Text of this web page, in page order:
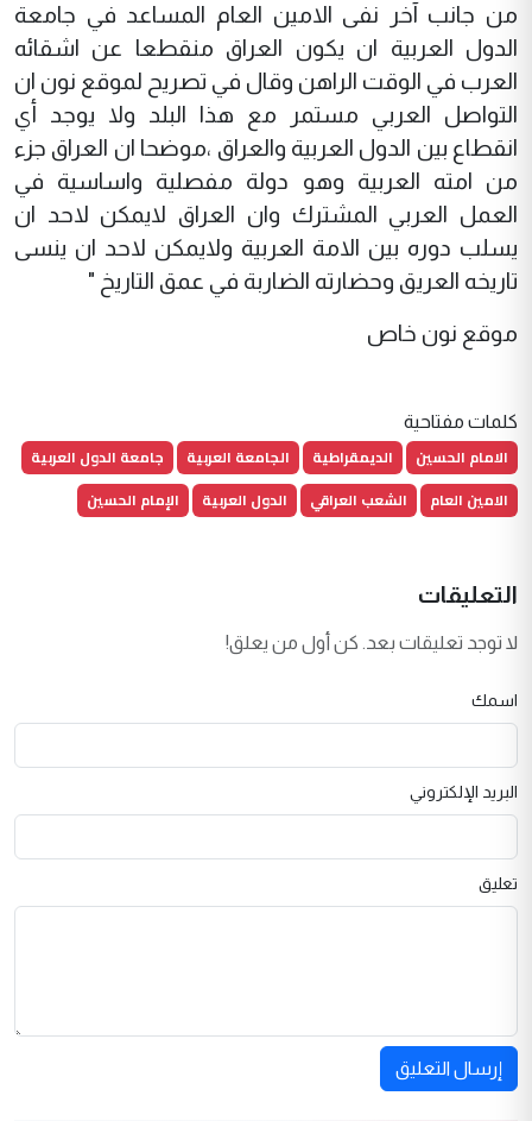
من جانب آخر نفى الامين العام المساعد في جامعة
الدول العربية ان يكون العراق منقطعا عن اشقائه
العرب في الوقت الراهن وقال في تصريح لموقع نون ان
التواصل العربي مستمر مع هذا البلد ولا يوجد أي
انقطاع بين الدول العربية والعراق ،موضحا ان العراق جزء
من امته العربية وهو دولة مفصلية واساسية في
العمل العربي المشترك وان العراق لايمكن لاحد ان
يسلب دوره بين الامة العربية ولايمكن لاحد ان ينسى
تاريخه العريق وحضارته الضاربة في عمق التاريخ "
موقع نون خاص
كلمات مفتاحية
الامام الحسين الديمقراطية الجامعة العربية
جامعة الدول العربية
الامين العام
الشعب العراقي الدول العربية الإمام الحسين
التعليقات
لا توجد تعليقات بعد. كن أول من يعلق!
اسمك
البريد الإلكتروني
تعليق
إرسال التعليق